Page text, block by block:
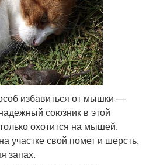
избавиться от мышки —
союзник в этой
охотится на мышей.
участке свой помет и шерсть,
запах.